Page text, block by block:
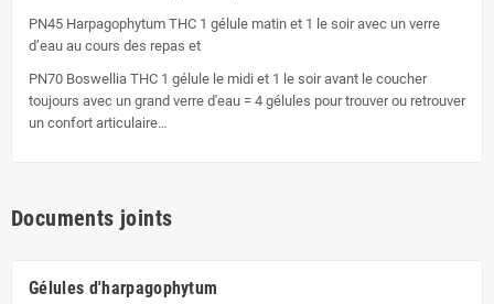
PN45 Harpagophytum THC 1 gélule matin et 1 le soir avec un verre
d’eau au cours des repas et
PN70 Boswellia THC 1 gélule le midi et 1 le soir avant le coucher
toujours avec un grand verre d'eau = 4 gélules pour trouver ou retrouver
un confort articulaire…
Documents joints
Gélules d'harpagophytum